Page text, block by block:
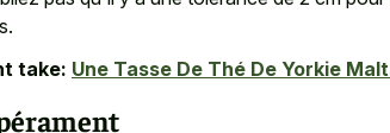
take: Une Tasse De Thé De Yorkie